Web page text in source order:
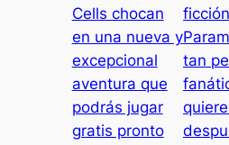
Cells chocan
en una nueva y
excepcional
aventura que
podrás jugar
gratis pronto
tan